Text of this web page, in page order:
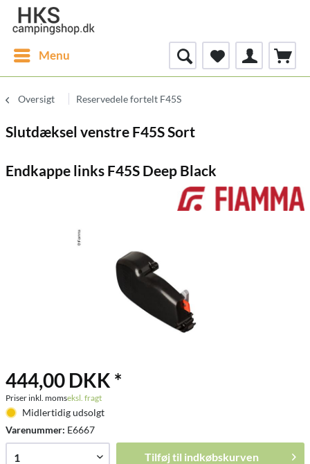
Menu
Oversigt Reservedele fortelt F45S
Slutdæksel venstre F45S Sort
Endkappe links F45S Deep Black
444,00 DKK *
Priser inkl. momseksl. fragt
Midlertidig udsolgt
Varenummer: E6667
Tilføj til indkøbskurven